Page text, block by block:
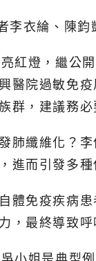
李衣綸、陳鈞
紅燈，繼公
醫院過敏免
群，建議務
肺纖維化？
進而引發多
體免疫疾病
，最終導致